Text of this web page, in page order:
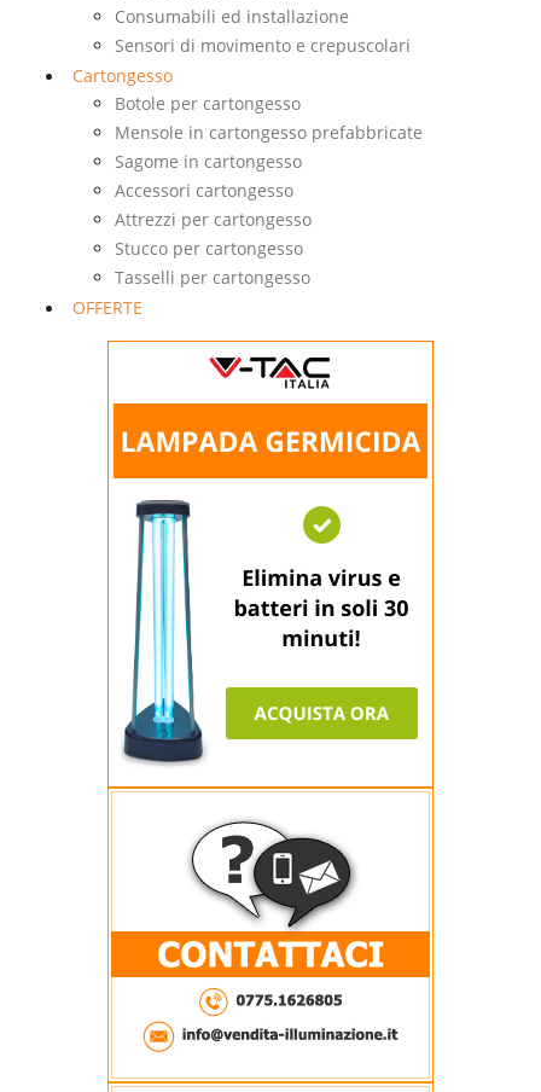
Consumabili ed installazione
Sensori di movimento e crepuscolari
Cartongesso
Botole per cartongesso
Mensole in cartongesso prefabbricate
Sagome in cartongesso
Accessori cartongesso
Attrezzi per cartongesso
Stucco per cartongesso
Tasselli per cartongesso
OFFERTE